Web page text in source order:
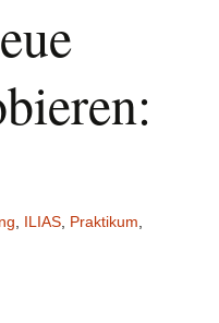
ILIAS Praktikum